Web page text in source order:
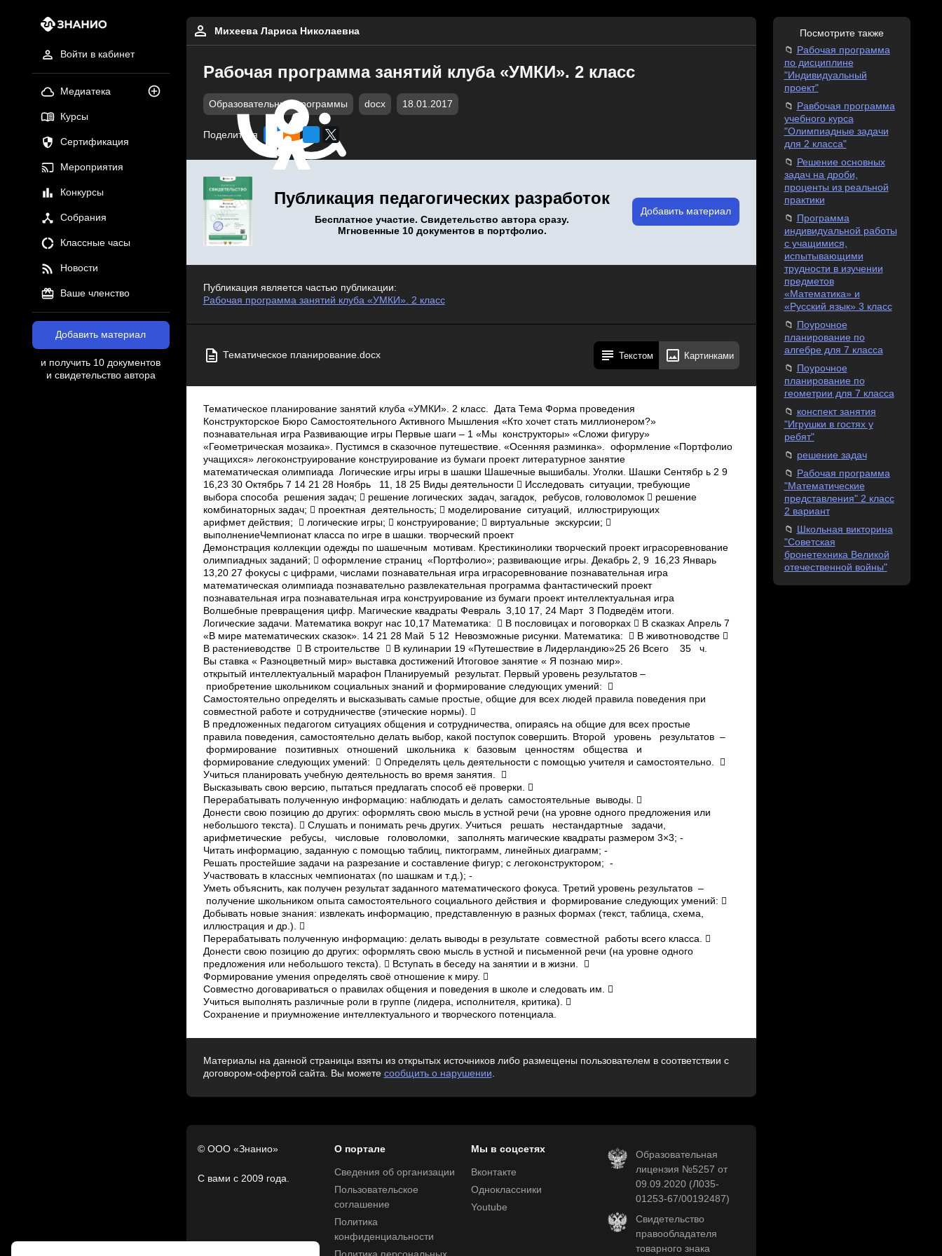
Войти в кабинет
Медиатека
Курсы
Сертификация
Мероприятия
Конкурсы
Собрания
Классные часы
Новости
Ваше членство
Добавить материал
и получить 10 документов
и свидетельство автора
Михеева Лариса Николаевна
Рабочая программа занятий клуба «УМКИ». 2 класс
Образовательные программы docx 18.01.2017
Поделиться
Публикация педагогических разработок
Бесплатное участие. Свидетельство автора сразу.
Мгновенные 10 документов в портфолио.
Добавить материал
Публикация является частью публикации:
Рабочая программа занятий клуба «УМКИ». 2 класс
Тематическое планирование.docx Текстом Картинками
Тематическое планирование занятий клуба «УМКИ». 2 класс. Дата Тема Форма проведения
Конструкторское Бюро Самостоятельного Активного Мышления «Кто хочет стать миллионером?»
познавательная игра Развивающие игры Первые шаги – 1 «Мы ­ конструкторы» «Сложи фигуру»
«Геометрическая мозаика». Пустимся в сказочное путешествие. «Осенняя разминка». оформление «Портфолио
учащихся» лего­конструирование конструирование из бумаги проект литературное занятие
математическая олимпиада Логические игры игры в шашки Шашечные вышибалы. Уголки. Шашки Сентябр ь 2 9
16,23 30 Октябрь 7 14 21 28 Ноябрь 11, 18 25 Виды деятельности  Исследовать ситуации, требующие
выбора способа решения задач;  решение логических задач, загадок, ребусов, головоломок  решение
комбинаторных задач;  проектная деятельность;  моделирование ситуаций, иллюстрирующих
арифмет действия;  логические игры;  конструирование;  виртуальные экскурсии; 
выполнениеЧемпионат класса по игре в шашки. творческий проект
Демонстрация коллекции одежды по шашечным мотивам. Крестики­нолики творческий проект игра­соревнование
олимпиадных заданий;  оформление страниц «Портфолио»; развивающие игры. Декабрь 2, 9 16,23 Январь
13,20 27 фокусы с цифрами, числами познавательная игра игра­соревнование познавательная игра
математическая олимпиада познавательно­ развлекательная программа фантастический проект
познавательная игра познавательная игра конструирование из бумаги проект интеллектуальная игра
Волшебные превращения цифр. Магические квадраты Февраль 3,10 17, 24 Март 3 Подведём итоги.
Логические задачи. Математика вокруг нас 10,17 Математика:  В пословицах и поговорках  В сказках Апрель 7
«В мире математических сказок». 14 21 28 Май 5 12 Невозможные рисунки. Математика:  В животноводстве 
В растениеводстве  В строительстве  В кулинарии 19 «Путешествие в Лидерландию»25 26 Всего 35 ч.
Вы ставка « Разноцветный мир» выставка достижений Итоговое занятие « Я познаю мир».
открытый интеллектуальный марафон Планируемый результат. Первый уровень результатов –
приобретение школьником социальных знаний и формирование следующих умений: 
Самостоятельно определять и высказывать самые простые, общие для всех людей правила поведения при
совместной работе и сотрудничестве (этические нормы). 
В предложенных педагогом ситуациях общения и сотрудничества, опираясь на общие для всех простые
правила поведения, самостоятельно делать выбор, какой поступок совершить. Второй уровень результатов –
формирование позитивных отношений школьника к базовым ценностям общества и
формирование следующих умений:  Определять цель деятельности с помощью учителя и самостоятельно. 
Учиться планировать учебную деятельность во время занятия. 
Высказывать свою версию, пытаться предлагать способ её проверки. 
Перерабатывать полученную информацию: наблюдать и делать самостоятельные выводы. 
Донести свою позицию до других: оформлять свою мысль в устной речи (на уровне одного предложения или
небольшого текста).  Слушать и понимать речь других.­ Учиться решать нестандартные задачи,
арифметические ребусы, числовые головоломки, заполнять магические квадраты размером 3×3; ­
Читать информацию, заданную с помощью таблиц, пиктограмм, линейных диаграмм; ­
Решать простейшие задачи на разрезание и составление фигур; с лего­конструктором; ­
Участвовать в классных чемпионатах (по шашкам и т.д.); ­
Уметь объяснить, как получен результат заданного математического фокуса. Третий уровень результатов –
получение школьником опыта самостоятельного социального действия и формирование следующих умений: 
Добывать новые знания: извлекать информацию, представленную в разных формах (текст, таблица, схема,
иллюстрация и др.). 
Перерабатывать полученную информацию: делать выводы в результате совместной работы всего класса. 
Донести свою позицию до других: оформлять свою мысль в устной и письменной речи (на уровне одного
предложения или небольшого текста).  Вступать в беседу на занятии и в жизни. 
Формирование умения определять своё отношение к миру. 
Совместно договариваться о правилах общения и поведения в школе и следовать им. 
Учиться выполнять различные роли в группе (лидера, исполнителя, критика). 
Сохранение и приумножение интеллектуального и творческого потенциала.
Материалы на данной страницы взяты из открытых источников либо размещены пользователем в соответствии с
договором-офертой сайта. Вы можете сообщить о нарушении.
© ООО «Знанио»
С вами с 2009 года.
О портале
Сведения об организации
Пользовательское
соглашение
Политика
конфиденциальности
Мы в соцсетях
Вконтакте
Одноклассники
Youtube
Образовательная
лицензия №5257 от
09.09.2020 (Л035-
01253-67/00192487)
Свидетельство
правообладателя
товарного знака
Посмотрите также
Рабочая программа
по дисциплине
"Индивидуальный
проект"
Равбочая программа
учебного курса
"Олимпиадные задачи
для 2 класса"
Решение основных
задач на дроби,
проценты из реальной
практики
Программа
индивидуальной работы
с учащимися,
испытывающими
трудности в изучении
предметов
«Математика» и
«Русский язык» 3 класс
Поурочное
планирование по
алгебре для 7 класса
Поурочное
планирование по
геометрии для 7 класса
конспект занятия
"Игрушки в гостях у
ребят"
решение задач
Рабочая программа
"Математические
представления" 2 класс
2 вариант
Школьная викторина
"Советская
бронетехника Великой
отечественной войны"